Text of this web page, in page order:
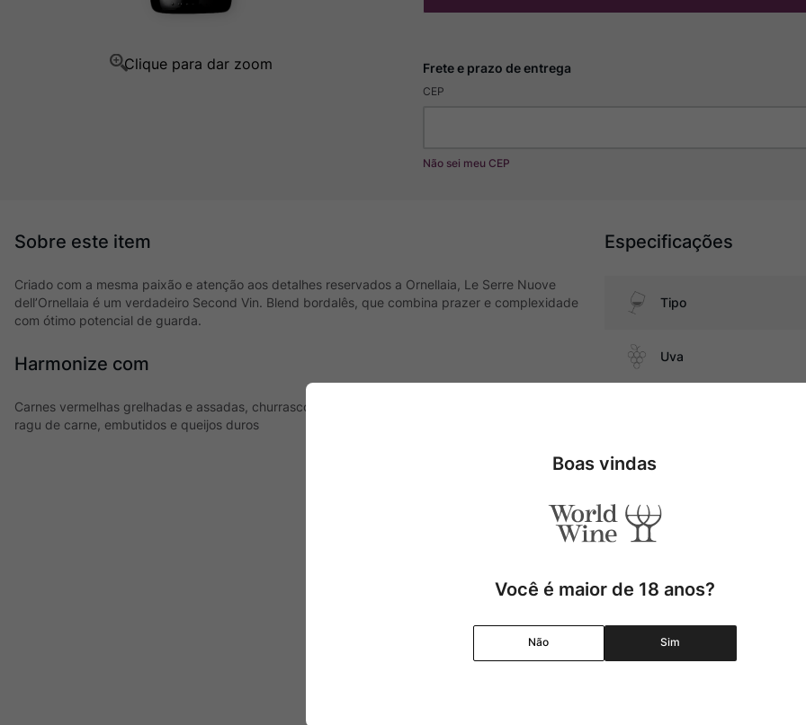
CEP
Não sei meu CEP
Criado com a mesma paixão e atenção aos detalhes reservados a Ornellaia, Le Serre Nuove
dell’Ornellaia é um verdadeiro Second Vin. Blend bordalês, que combina prazer e complexidade
com ótimo potencial de guarda.
Harmonize com
Carnes vermelhas grelhadas e assadas, churrasco, cordeiro, pratos com cogumelos, massas com
ragu de carne, embutidos e queijos duros
Especificações
Tipo
Uva
Pais
Graduação Alcóolica
Boas vindas
Você é maior de 18 anos?
Não Sim